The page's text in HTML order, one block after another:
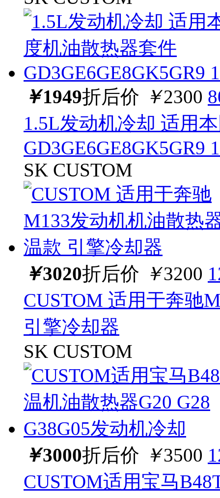
￥1949折后价 ￥2300
1.5L发动机冷却 适用
GD3GE6GE8GK5GR9
SK CUSTOM
￥3020折后价 ￥3200
CUSTOM 适用于奔驰
引擎冷却器
SK CUSTOM
￥3000折后价 ￥3500
CUSTOM适用宝马